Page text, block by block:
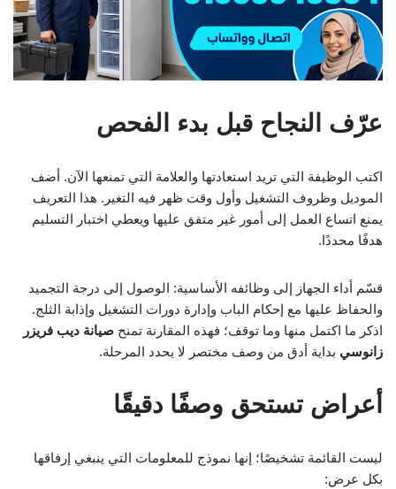
عرّف النجاح قبل بدء الفحص
اكتب الوظيفة التي تريد استعادتها والعلامة التي تمنعها الآن. أضف
الموديل وظروف التشغيل وأول وقت ظهر فيه التغير. هذا التعريف
يمنع اتساع العمل إلى أمور غير متفق عليها ويعطي اختبار التسليم
هدفًا محددًا.
قسّم أداء الجهاز إلى وظائفه الأساسية: الوصول إلى درجة التجميد
والحفاظ عليها مع إحكام الباب وإدارة دورات التشغيل وإذابة الثلج.
اذكر ما اكتمل منها وما توقف؛ فهذه المقارنة تمنح صيانة ديب فريزر
زانوسي بداية أدق من وصف مختصر لا يحدد المرحلة.
أعراض تستحق وصفًا دقيقًا
ليست القائمة تشخيصًا؛ إنها نموذج للمعلومات التي ينبغي إرفاقها
بكل عرض: